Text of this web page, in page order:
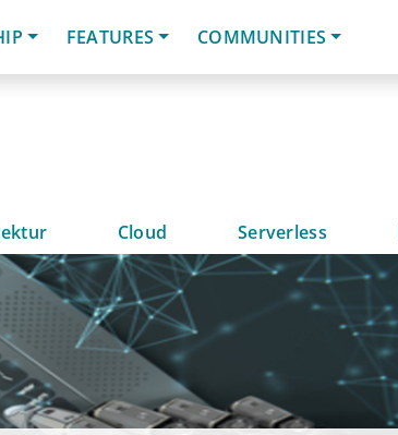
FEATURES COMMUNITIES
Cloud Serverless